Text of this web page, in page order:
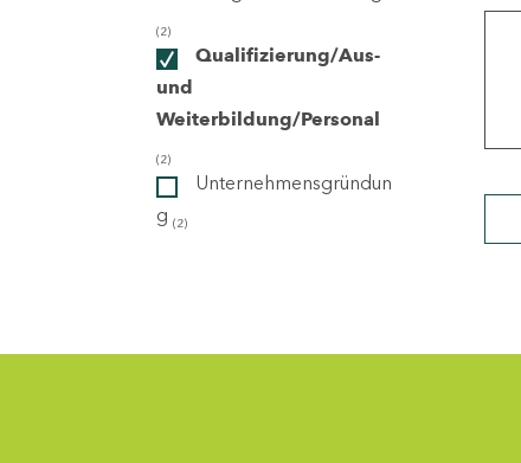
(2)
Qualifizierung/Aus-
und
Weiterbildung/Personal
(2)
Unternehmensgründun
g (2)